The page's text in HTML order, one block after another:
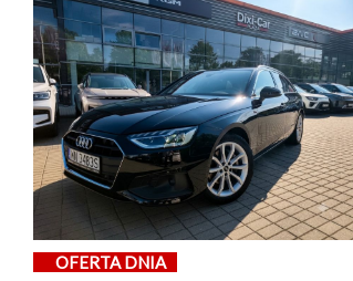
OFERTA DNIA